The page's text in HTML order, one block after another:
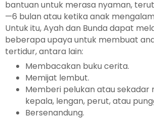
bantuan untuk merasa nyaman,
—6 bulan atau ketika anak
Untuk itu, Ayah dan Bunda dapat
beberapa upaya untuk membuat
tertidur, antara lain:
Membacakan buku cerita.
Memijat lembut.
Memberi pelukan atau sekadar
kepala, lengan, perut, atau
Bersenandung.